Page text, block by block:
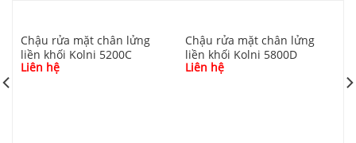
Chậu rửa mặt chân lửng
liền khối Kolni 5200C
Liên hệ
Chậu rửa mặt chân lửng
liền khối Kolni 5800D
Liên hệ